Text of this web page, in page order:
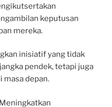
keputusan
mereka.
inisiatif yang tidak
pendek, tetapi juga
masa depan.